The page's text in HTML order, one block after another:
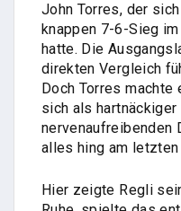
John Torres, der
knappen 7-6-Sieg
hatte. Die
direkten Vergleich
Doch Torres
sich als hartnäckiger
nervenaufreibenden
alles hing am letzten
Hier zeigte Regli